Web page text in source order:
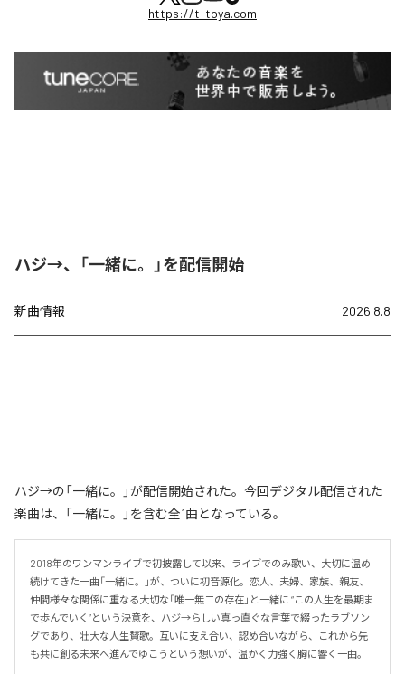
https://t-toya.com
ハジ→、「一緒に。」を配信開始
新曲情報 2026.8.8
ハジ→の「一緒に。」が配信開始された。今回デジタル配信された
楽曲は、「一緒に。」を含む全1曲となっている。
2018年のワンマンライブで初披露して以来、ライブでのみ歌い、大切に温め
続けてきた一曲「一緒に。」が、ついに初音源化。恋人、夫婦、家族、親友、
仲間――様々な関係に重なる大切な「唯一無二の存在」と一緒に “この人生を最期ま
で歩んでいく”という決意を、ハジ→らしい真っ直ぐな言葉で綴ったラブソン
グであり、壮大な人生賛歌。互いに支え合い、認め合いながら、これから先
も共に創る未来へ進んでゆこうという想いが、温かく力強く胸に響く一曲。